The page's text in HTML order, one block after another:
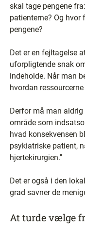
skal tage pengene
patienterne? Og
pengene?
Det er en fejltagelse
uforpligtende snak
indeholde. Når man
hvordan
Derfor må man
område som
hvad konsekvensen
psykiatriske patient,
hjertekirurgien.''
Det er også i den
grad savner de
At turde vælge